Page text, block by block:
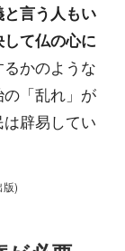
言う人もい
て仏の心に
るかのような
「乱れ」が
辟易してい
版)